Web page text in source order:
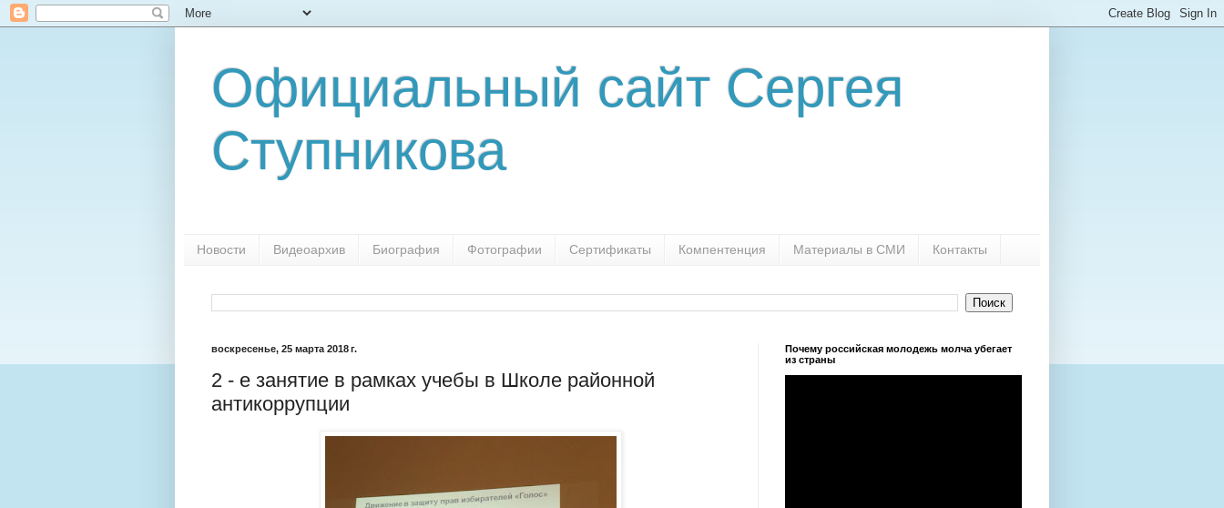
Официальный сайт Сергея
Ступникова
Новости Видеоархив Биография Фотографии Сертификаты Компентенция Материалы в СМИ Контакты
воскресенье, 25 марта 2018 г.
2 - е занятие в рамках учебы в Школе районной
антикоррупции
Почему российская молодежь молча убегает
из страны